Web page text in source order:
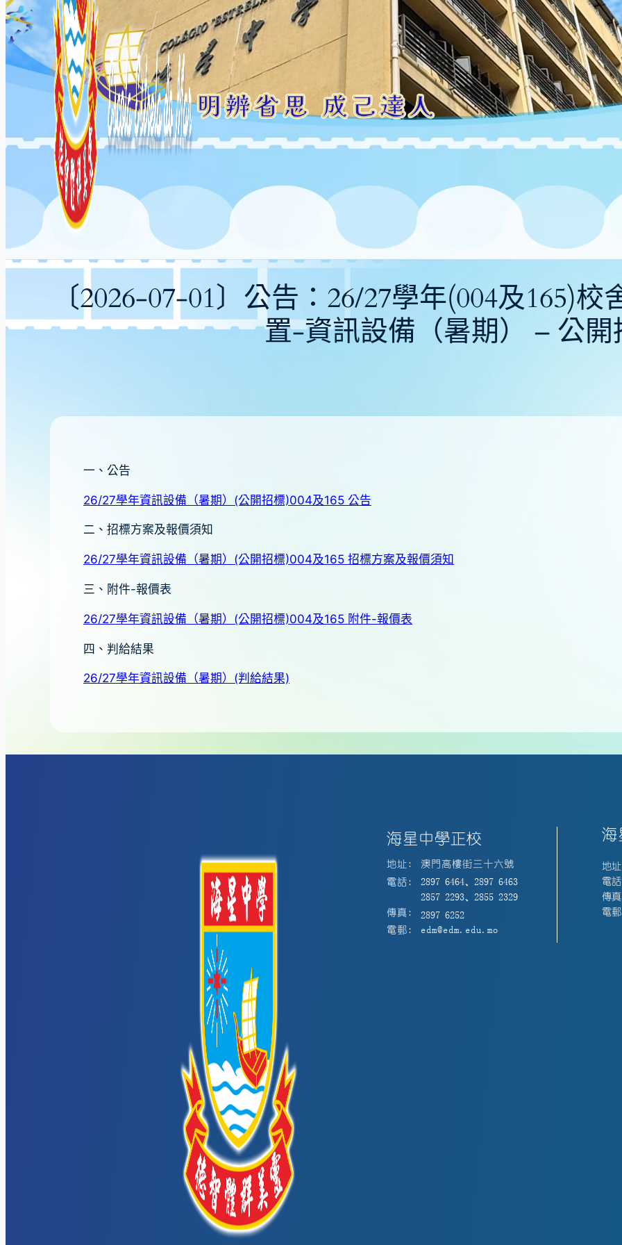
〔2026-07-01〕公告：26/27學年(004及165)
置-資訊設備（暑期） – 公開
一、公告
26/27學年資訊設備（暑期）(公開招標)004及165 公告
二、招標方案及報價須知
26/27學年資訊設備（暑期）(公開招標)004及165 招標方案及報價須知
三、附件-報價表
26/27學年資訊設備（暑期）(公開招標)004及165 附件-報價表
四、判給結果
26/27學年資訊設備（暑期）(判給結果)
海星中學正校
地址:
澳門高樓街三十六號
電話:
2897 6464、2897 6463
2857 2293、2855 2329
傳真:
2897 6252
電郵:
edm@edm.edu.mo
海
地
電
傳
電郵